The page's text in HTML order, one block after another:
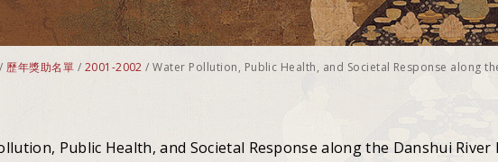
/ 歷年獎助名單 / 2001-2002 /Water Pollution, Public Health, and Societal Response along
Public Health, and Societal Response along the Danshui River